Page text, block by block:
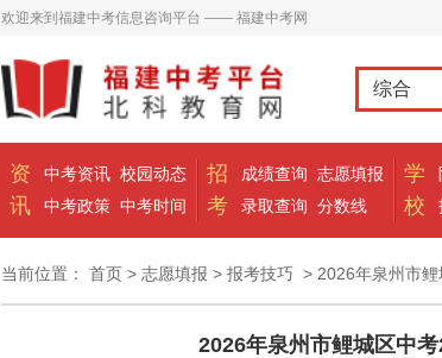
欢迎来到福建中考信息咨询平台 —— 福建中考网
综合
资
讯
中考资讯
中考政策
校园动态
中考时间
招
考
成绩查询
录取查询
志愿填报
分数线
学
校
当前位置： 首页 > 志愿填报 > 报考技巧 > 2026年泉州市
2026年泉州市鲤城区中